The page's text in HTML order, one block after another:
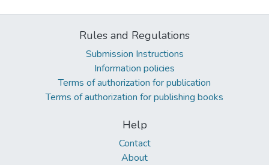
Rules and Regulations
Submission Instructions
Information policies
Terms of authorization for publication
Terms of authorization for publishing books
Help
Contact
About